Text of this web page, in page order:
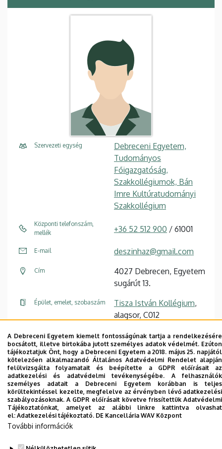
Szervezeti egység
Debreceni Egyetem,
Tudományos
Főigazgatóság,
Szakkollégiumok, Bán
Imre Kultúratudományi
Szakkollégium
Központi telefonszám,
mellék
+36 52 512 900 / 61001
E-mail deszinhaz@gmail.com
Cím
4027 Debrecen, Egyetem
sugárút 13.
Épület, emelet, szobaszám Tisza István Kollégium,
alagsor, C012
Weboldal
Dolgozói adatmódosítás igénylése a DE
telefonkönyvében| Külső személyek rögzítése a
DE telefonkönyvében
A Debreceni Egyetem kiemelt fontosságúnak tartja a rendelkezésére
bocsátott, illetve birtokába jutott személyes adatok védelmét. Ezúton
tájékoztatjuk Önt, hogy a Debreceni Egyetem a 2018. május 25. napjától
kötelezően alkalmazandó Általános Adatvédelmi Rendelet alapján
felülvizsgálta folyamatait és beépítette a GDPR előírásait az
adatkezelési és adatvédelmi tevékenységébe. A felhasználók
személyes adatait a Debreceni Egyetem korábban is teljes
körültekintéssel kezelte, megfelelve az érvényben lévő adatkezelési
szabályozásoknak. A GDPR előírásait követve frissítettük Adatvédelmi
Tájékoztatónkat, amelyet az alábbi linkre kattintva olvashat
el: Adatkezelési tájékoztató. DE Kancellária WAV Központ
További információk